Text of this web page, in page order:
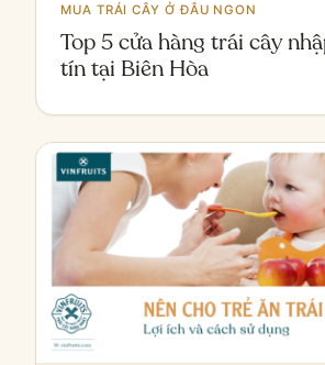
MUA TRÁI CÂY Ở ĐÂU NGON
Top 5 cửa hàng trái cây
tín tại Biên Hòa